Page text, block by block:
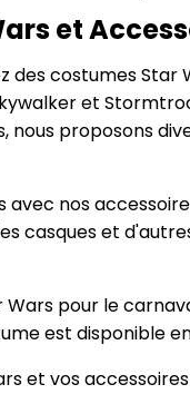
et
costumes Star
et
nous proposons
nos
casques et
pour le
est disponible
et vos